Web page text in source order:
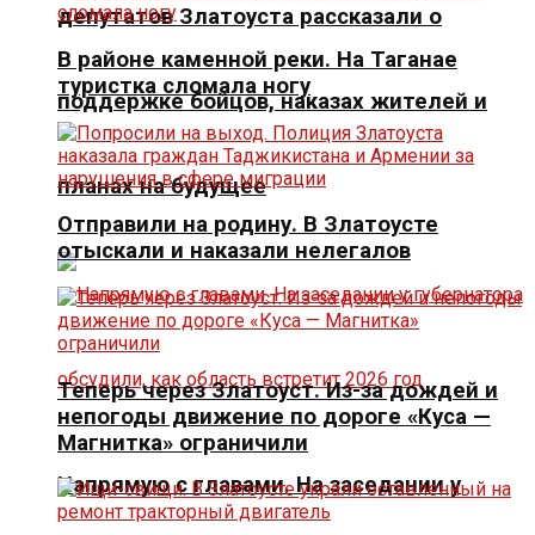
депутатов Златоуста рассказали о
поддержке бойцов, наказах жителей и
планах на будущее
Напрямую с главами. На заседании у
В районе каменной реки. На Таганае
туристка сломала ногу
Отправили на родину. В Златоусте
отыскали и наказали нелегалов
Теперь через Златоуст. Из-за дождей и
непогоды движение по дороге «Куса —
Магнитка» ограничили